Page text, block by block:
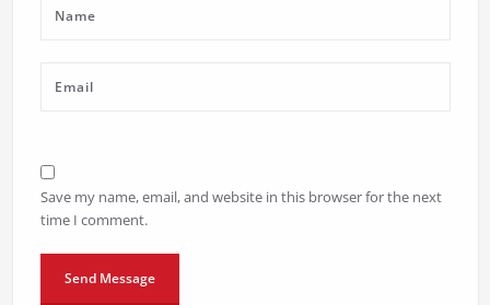
Save my name, email, and website in this browser for the next
time I comment.